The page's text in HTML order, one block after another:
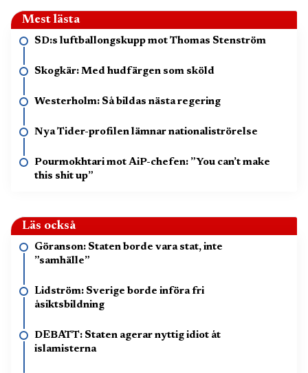
Mest lästa
SD:s luftballongskupp mot Thomas Stenström
Skogkär: Med hudfärgen som sköld
Westerholm: Så bildas nästa regering
Nya Tider-profilen lämnar nationaliströrelse
Pourmokhtari mot AiP-chefen: ”You can’t make
this shit up”
Läs också
Göranson: Staten borde vara stat, inte
”samhälle”
Lidström: Sverige borde införa fri
åsiktsbildning
DEBATT: Staten agerar nyttig idiot åt
islamisterna